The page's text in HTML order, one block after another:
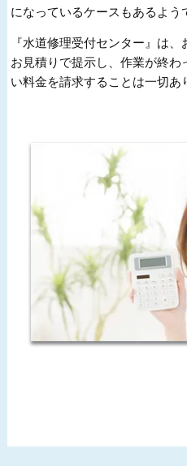
になっているケースもあるよう
『水道修理受付センター』は
お見積りで提示し、作業が終
い料金を請求することは一切あ